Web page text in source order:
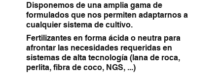
Disponemos de una amplia gama de
formulados que nos permiten adaptarnos a
cualquier sistema de cultivo.
Fertilizantes en forma ácida o neutra para
afrontar las necesidades requeridas en
sistemas de alta tecnología (lana de roca,
perlita, fibra de coco, NGS, ...)